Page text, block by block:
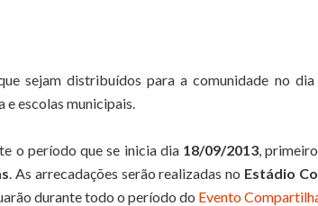
sejam distribuídos para a comunidade no
escolas municipais.
o período que se inicia dia 18/09/2013,
. As arrecadações serão realizadas no Estádio
durante todo o período do Evento